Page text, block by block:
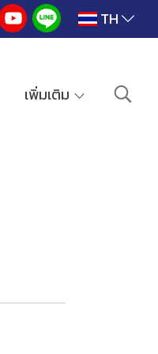
TH
เพิ่มเติม